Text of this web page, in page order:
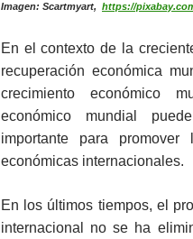
Imagen: Scartmyart, https://
En el contexto de la
recuperación económica
crecimiento económico
económico mundial
importante para
económicas internacionales.
En los últimos tiempos, el
internacional no se ha